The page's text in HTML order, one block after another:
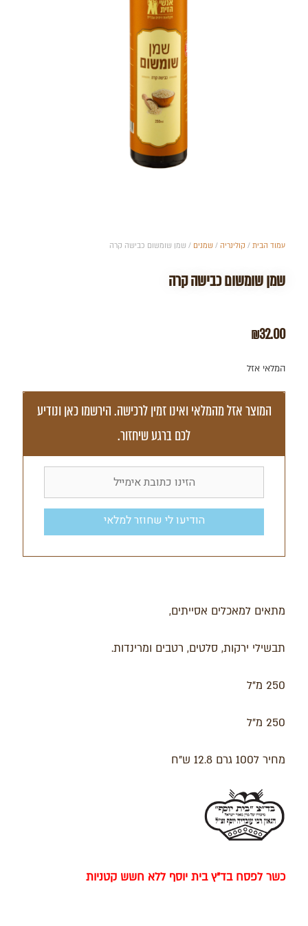
עמוד הבית / קולינריה /שמנים / שמן שומשום כבישה קרה
שמן שומשום כבישה קרה
₪32.00
המלאי אזל
המוצר אזל מהמלאי ואינו זמין לרכישה. הירשמו כאן ונודיע
לכם ברגע שיחזור.
הודיעו לי שחוזר למלאי
מתאים למאכלים אסייתים,
תבשילי ירקות, סלטים, רטבים ומרינדות.
250 מ"ל
250 מ"ל
מחיר ל100 גרם 12.8 ש"ח
כשר לפסח בד"ץ בית יוסף ללא חשש קטניות